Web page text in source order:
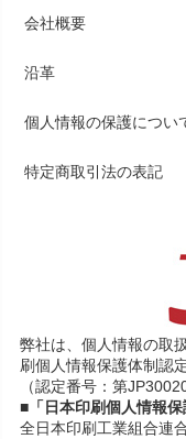
会社概要
沿革
個人情報の保護につい
特定商取引法の表記
弊社は、個人情報の取
刷個人情報保護体制認
（認定番号：第
■「日本印刷個人情報
全日本印刷工業組合連